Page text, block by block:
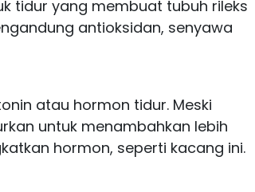
tidur yang membuat tubuh rileks
antioksidan, senyawa
atau hormon tidur. Meski
untuk menambahkan lebih
hormon, seperti kacang ini.